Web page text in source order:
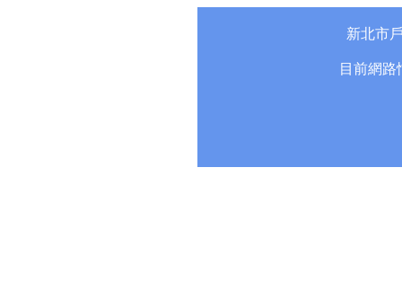
新北市
目前網